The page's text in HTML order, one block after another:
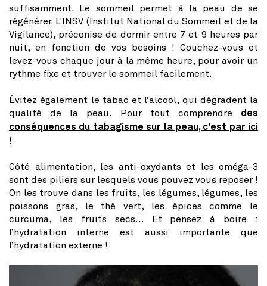
suffisamment. Le sommeil permet à la peau de se
régénérer. L'INSV (Institut National du Sommeil et de la
Vigilance), préconise de dormir entre 7 et 9 heures par
nuit, en fonction de vos besoins ! Couchez-vous et
levez-vous chaque jour à la même heure, pour avoir un
rythme fixe et trouver le sommeil facilement.
Évitez également le tabac et l’alcool, qui dégradent la
qualité de la peau. Pour tout comprendre des
conséquences du tabagisme sur la peau, c'est par ici
!
Côté alimentation, les anti-oxydants et les oméga-3
sont des piliers sur lesquels vous pouvez vous reposer !
On les trouve dans les fruits, les légumes, légumes, les
poissons gras, le thé vert, les épices comme le
curcuma, les fruits secs... Et pensez à boire :
l’hydratation interne est aussi importante que
l’hydratation externe !